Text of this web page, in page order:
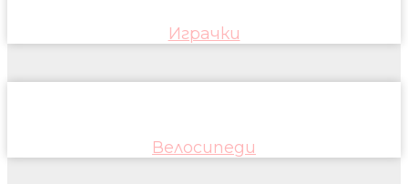
Играчки
Велосипеди